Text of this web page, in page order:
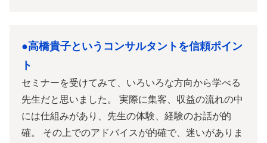
●高橋貴子というコンサルタントを信頼ポイン
ト
セミナーを受けてみて、いろいろな方向から学べる
先生だと思いました。 実際に集客、収益の流れの中
には仕組みがあり、先生の体験、経験のお話が的
確。 その上でのアドバイスが的確で、迷いがありま